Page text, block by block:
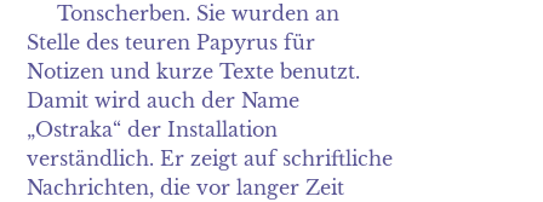
Tonscherben. Sie wurden an
Stelle des teuren Papyrus für
Notizen und kurze Texte benutzt.
Damit wird auch der Name
„Ostraka“ der Installation
verständlich. Er zeigt auf schriftliche
Nachrichten, die vor langer Zeit